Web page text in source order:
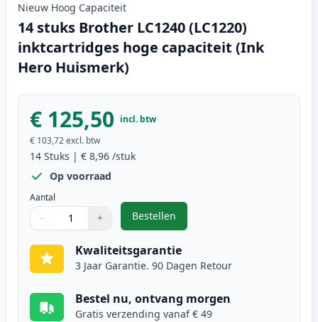
Nieuw Hoog Capaciteit
14 stuks Brother LC1240 (LC1220)
inktcartridges hoge capaciteit (Ink
Hero Huismerk)
€ 125,50 incl. btw
€ 103,72excl. btw
14 Stuks | € 8,96 /stuk
Op voorraad
Aantal
Gebruik de knoppen om aan te passen
− +
1
Bestellen
,14 stuks Brother LC1240
Kwaliteitsgarantie
3 Jaar Garantie. 90 Dagen Retour
Bestel nu, ontvang morgen
Gratis verzending vanaf € 49